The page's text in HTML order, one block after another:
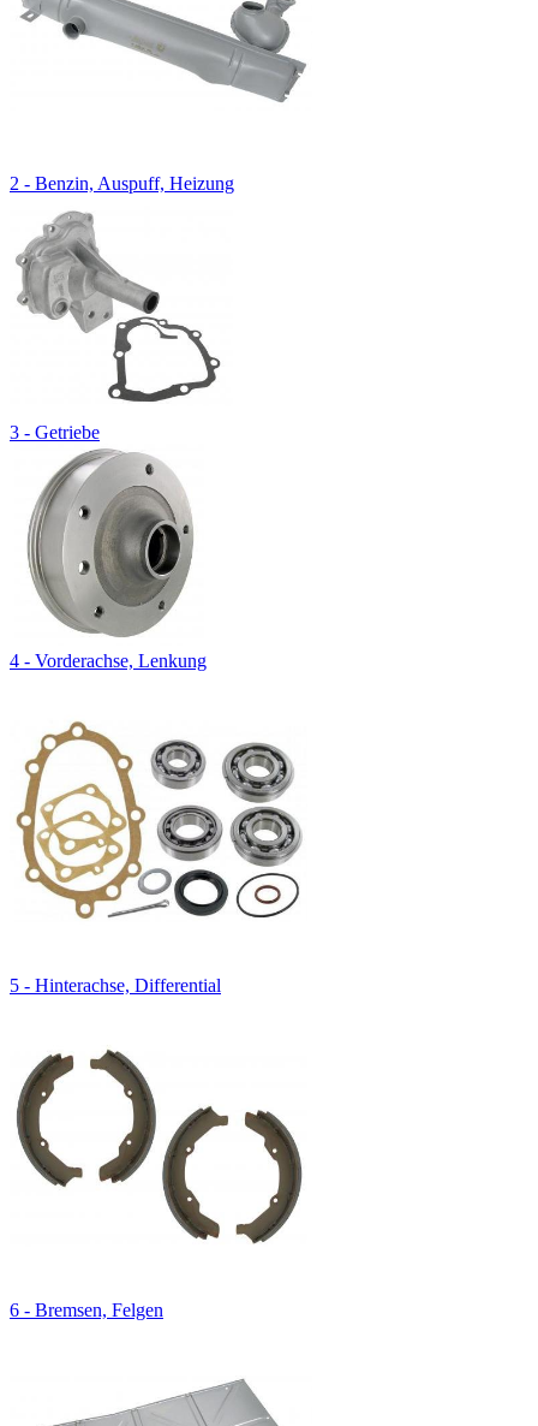
2 - Benzin, Auspuff, Heizung
3 - Getriebe
4 - Vorderachse, Lenkung
5 - Hinterachse, Differential
6 - Bremsen, Felgen